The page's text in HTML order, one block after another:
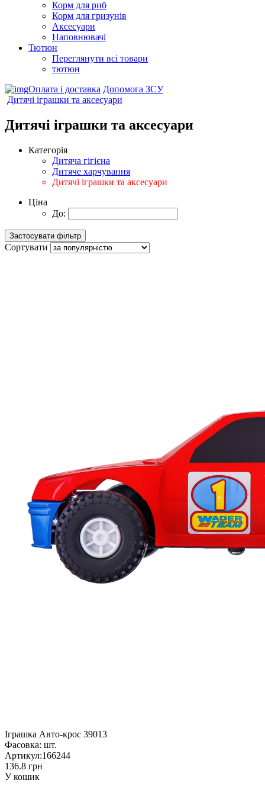
Корм для риб
Корм для гризунів
Аксесуари
Наповнювачі
Тютюн
Переглянути всі товари
тютюн
Оплата і доставка Допомога ЗСУ
Дитячі іграшки та аксесуари
Дитячі іграшки та аксесуари
Категорія
Дитяча гігієна
Дитяче харчування
Дитячі іграшки та аксесуари
Ціна
До:
Сортувати
Іграшка Авто-крос 39013
Фасовка: шт.
Артикул:166244
136.8 грн
У кошик